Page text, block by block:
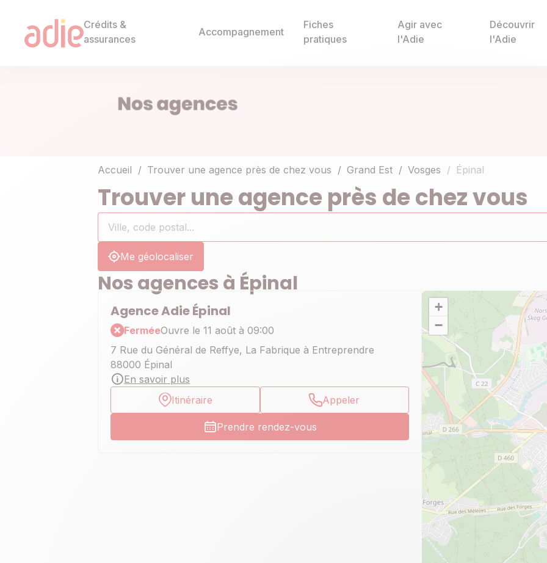
Crédits &
assurances
Accompagnement
Fiches
pratiques
Agir avec
l'Adie
Découvrir
l'Adie
Accueil Trouver une agence près de chez vous Grand Est Vosges Épinal
Trouver une agence près de chez vous
Ville,
code
0
résultat(s)
trouvé(s)
Me géolocaliser
Nos agences à Épinal
Agence Adie Épinal
FerméeOuvre le 11 août à 09:00
7 Rue du Général de Reffye, La Fabrique à Entreprendre
88000 Épinal
En savoir plus
Itinéraire
Appeler
Prendre rendez-vous
+
−